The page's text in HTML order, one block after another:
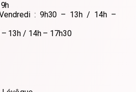
: 9h30 – 13h / 14h –
– 13h / 14h – 17h30